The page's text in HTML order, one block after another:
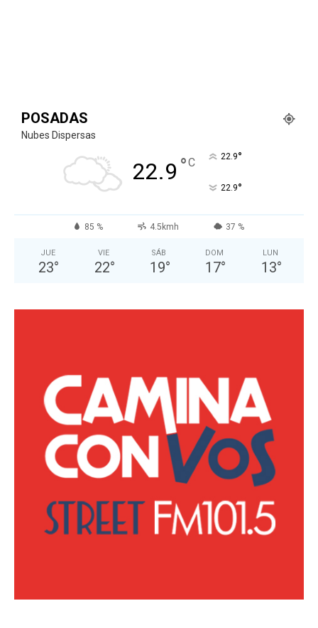
POSADAS
Nubes Dispersas
22.9 °C 22.9°
22.9°
85 % 4.5kmh 37 %
JUE
23°
VIE
22°
SÁB
19°
DOM
17°
LUN
13°